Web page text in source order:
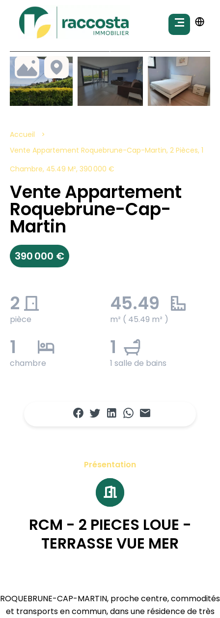
Accueil
Vente Appartement Roquebrune-Cap-Martin, 2 Pièces, 1
Chambre, 45.49 M², 390 000 €
Vente Appartement
Roquebrune-Cap-
Martin
390 000 €
2
pièce
45.49
m² ( 45.49 m² )
1
chambre
1
1 salle de bains
Présentation
RCM - 2 PIECES LOUE -
TERRASSE VUE MER
ROQUEBRUNE-CAP-MARTIN, proche centre, commodités
et transports en commun, dans une résidence de très